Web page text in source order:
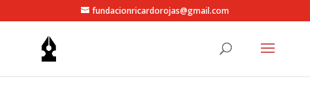
fundacionricardorojas@gmail.com